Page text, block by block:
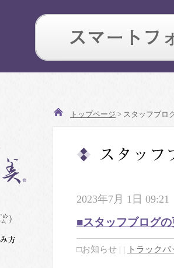
トップページ > スタッフブロ
2023年7月 1日 09:21
■スタッフブログ
□お知らせ | | トラック